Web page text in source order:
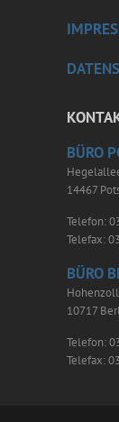
BÜRO
14467
Telefon:
Telefax:
BÜRO
10717
Telefon:
Telefax: